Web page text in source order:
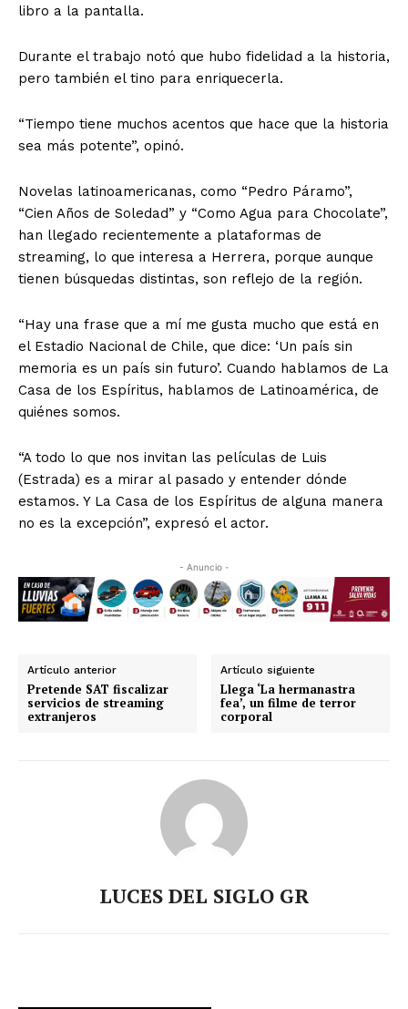
libro a la pantalla.
Durante el trabajo notó que hubo fidelidad a la historia,
pero también el tino para enriquecerla.
“Tiempo tiene muchos acentos que hace que la historia
sea más potente”, opinó.
Novelas latinoamericanas, como “Pedro Páramo”,
“Cien Años de Soledad” y “Como Agua para Chocolate”,
han llegado recientemente a plataformas de
streaming, lo que interesa a Herrera, porque aunque
tienen búsquedas distintas, son reflejo de la región.
“Hay una frase que a mí me gusta mucho que está en
el Estadio Nacional de Chile, que dice: ‘Un país sin
memoria es un país sin futuro’. Cuando hablamos de La
Casa de los Espíritus, hablamos de Latinoamérica, de
quiénes somos.
“A todo lo que nos invitan las películas de Luis
(Estrada) es a mirar al pasado y entender dónde
estamos. Y La Casa de los Espíritus de alguna manera
no es la excepción”, expresó el actor.
- Anuncio -
Artículo anterior
Pretende SAT fiscalizar
servicios de streaming
extranjeros
Artículo siguiente
Llega ‘La hermanastra
fea’, un filme de terror
corporal
LUCES DEL SIGLO GR